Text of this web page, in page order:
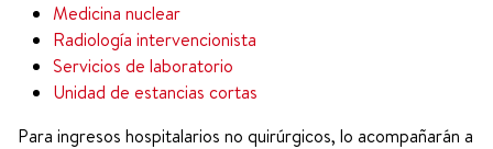
Medicina nuclear
Radiología intervencionista
Servicios de laboratorio
Unidad de estancias cortas
Para ingresos hospitalarios no quirúrgicos, lo acompañarán a